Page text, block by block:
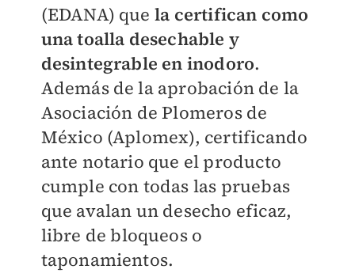
(EDANA) que la certifican como
una toalla desechable y
desintegrable en inodoro.
Además de la aprobación de la
Asociación de Plomeros de
México (Aplomex), certificando
ante notario que el producto
cumple con todas las pruebas
que avalan un desecho eficaz,
libre de bloqueos o
taponamientos.